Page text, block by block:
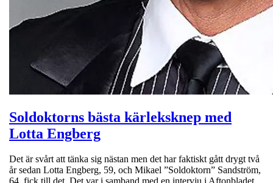
Soldoktorns bästa kärleksknep med
Lotta Engberg
Det är svårt att tänka sig nästan men det har faktiskt gått drygt två
år sedan Lotta Engberg, 59, och Mikael ”Soldoktorn” Sandström,